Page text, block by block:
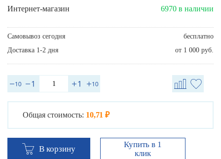
Интернет-магазин 6970 в наличии
Самовывоз сегодня
бесплатно
Доставка 1-2 дня
от 1 000 руб.
Общая стоимость: 10,71 ₽
В корзину
Купить в 1
клик